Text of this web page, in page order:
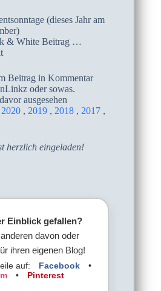
(dieses Jahr am
& White Beitrag …
Beitrag in Kommentar
oder sowas.
ausgesehen
2020 , 2019 , 2018 , 2017 ,
herzlich eingeladen!
Einblick gefallen?
davon oder
ihren eigenen Blog!
auf: Facebook
•
• Pinterest